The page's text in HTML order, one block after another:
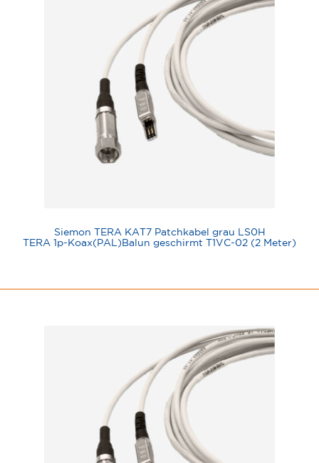
Siemon TERA KAT7 Patchkabel grau LS0H
TERA 1p-Koax(PAL)Balun geschirmt T1VC-02 (2 Meter)